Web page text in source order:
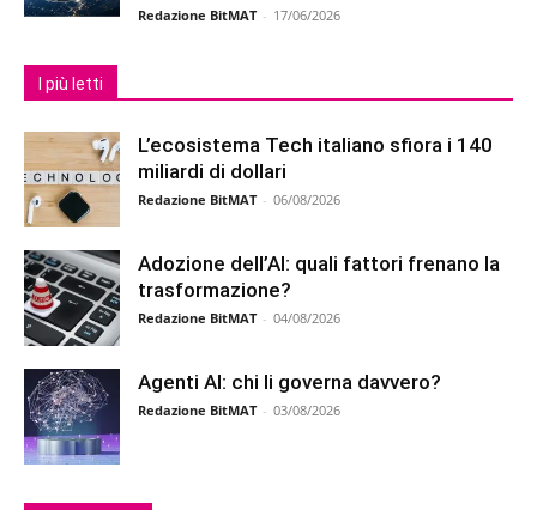
Redazione BitMAT - 17/06/2026
I più letti
L’ecosistema Tech italiano sfiora i 140
miliardi di dollari
Redazione BitMAT - 06/08/2026
Adozione dell’AI: quali fattori frenano la
trasformazione?
Redazione BitMAT - 04/08/2026
Agenti AI: chi li governa davvero?
Redazione BitMAT - 03/08/2026